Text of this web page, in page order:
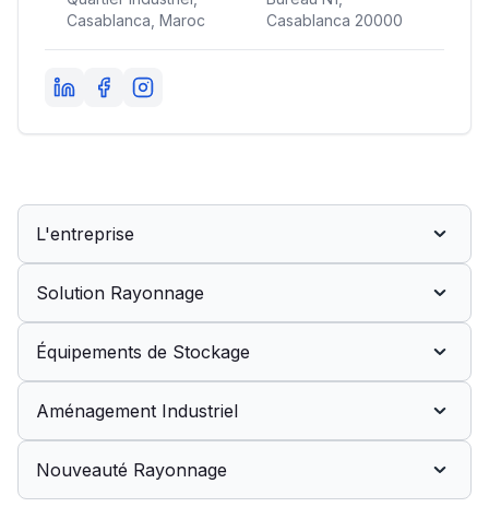
Casablanca, Maroc
Casablanca 20000
L'entreprise
Solution Rayonnage
Équipements de Stockage
Aménagement Industriel
Nouveauté Rayonnage